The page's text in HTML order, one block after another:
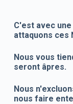
C'est avec
attaquons ces
Nous vous
seront âpres.
Nous
nous faire